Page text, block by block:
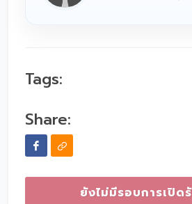
Tags:
Share:
ยังไม่มีรอบการเปิด